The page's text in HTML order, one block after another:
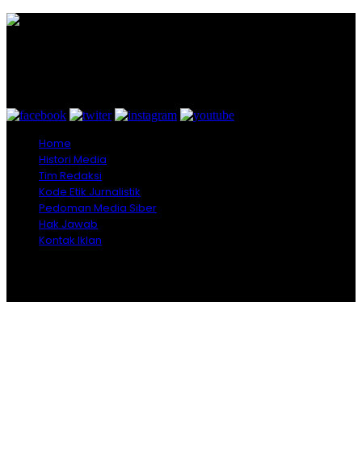
Home
Histori Media
Tim Redaksi
Kode Etik Jurnalistik
Pedoman Media Siber
Hak Jawab
Kontak Iklan